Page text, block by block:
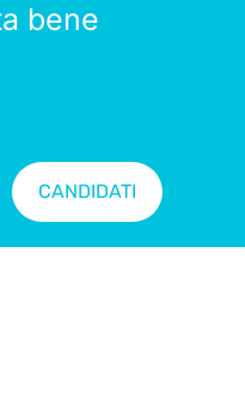
bene
CANDIDATI